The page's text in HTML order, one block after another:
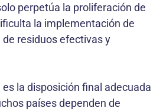
perpetúa la proliferación de
la implementación de
residuos efectivas y
la disposición final adecuada
países dependen de